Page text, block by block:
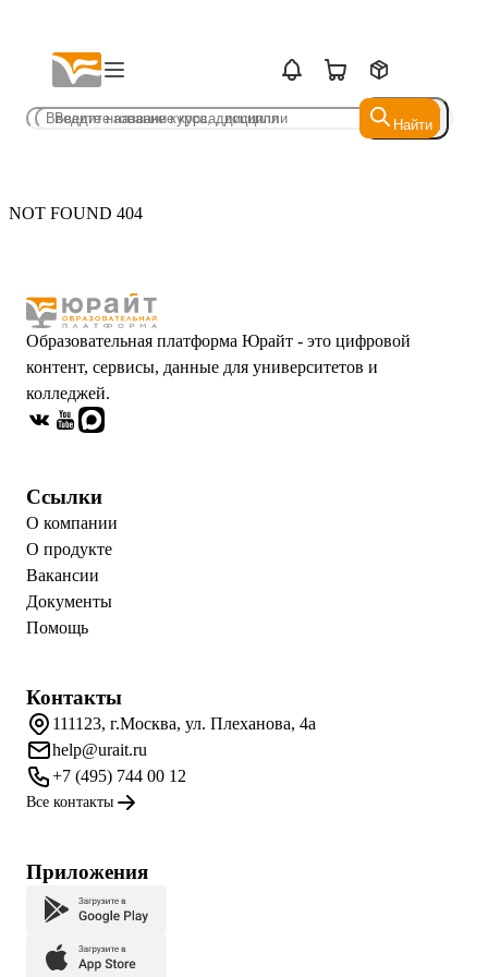
Найти
Найти
NOT FOUND 404
Образовательная платформа Юрайт - это цифровой
контент, сервисы, данные для университетов и
колледжей.
Ссылки
О компании
О продукте
Вакансии
Документы
Помощь
Контакты
111123, г.Москва, ул. Плеханова, 4а
help@urait.ru
+7 (495) 744 00 12
Все контакты
Приложения